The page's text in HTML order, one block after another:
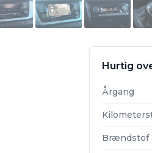
Hurtig
Årgang
Brændstof